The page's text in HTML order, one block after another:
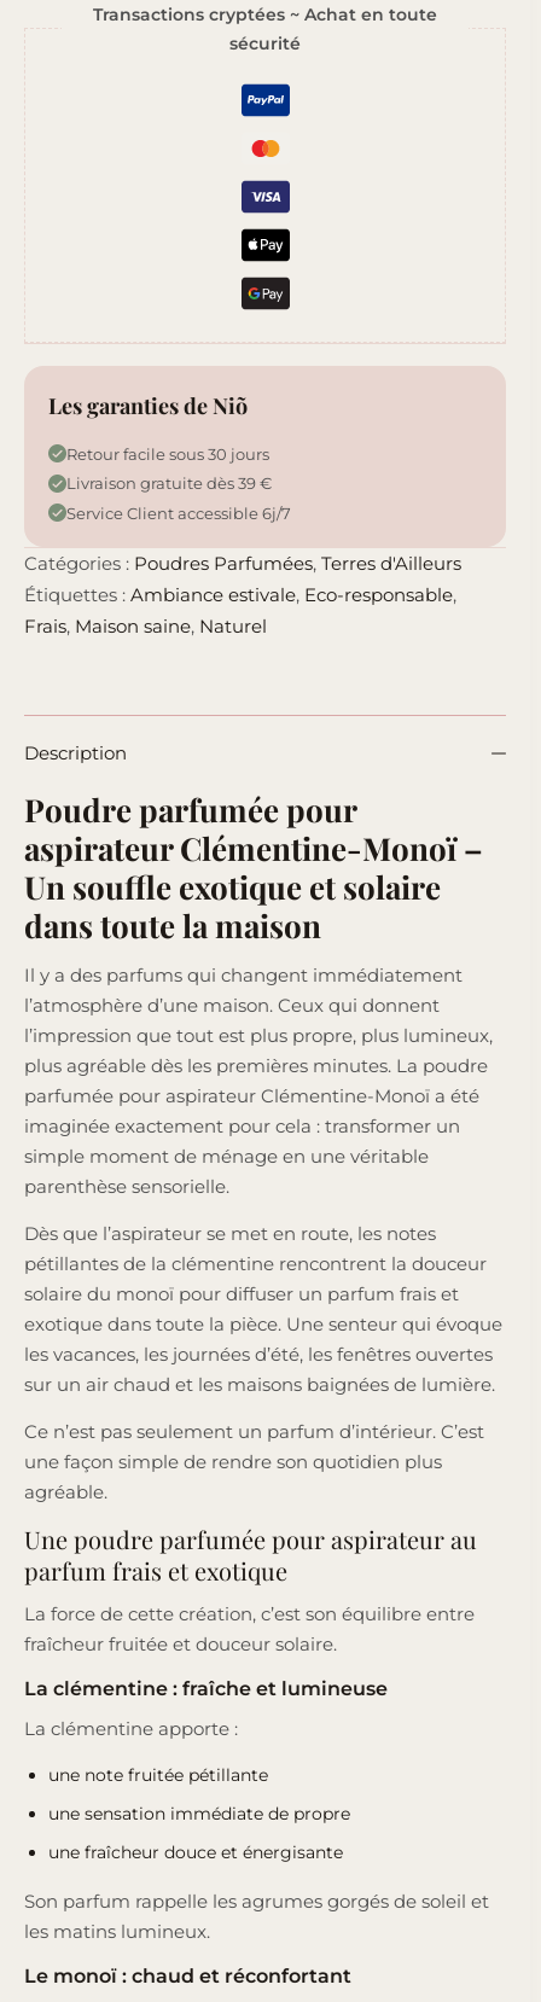
Clémentine-
Monoï
Transactions cryptées ~ Achat en toute
sécurité
Les garanties de Niõ
Retour facile sous 30 jours
Livraison gratuite dès 39 €
Service Client accessible 6j/7
Catégories : Poudres Parfumées, Terres d'Ailleurs
Étiquettes : Ambiance estivale, Eco-responsable,
Frais, Maison saine, Naturel
Description
Poudre parfumée pour
aspirateur Clémentine-Monoï –
Un souffle exotique et solaire
dans toute la maison
Il y a des parfums qui changent immédiatement
l’atmosphère d’une maison. Ceux qui donnent
l’impression que tout est plus propre, plus lumineux,
plus agréable dès les premières minutes. La poudre
parfumée pour aspirateur Clémentine-Monoï a été
imaginée exactement pour cela : transformer un
simple moment de ménage en une véritable
parenthèse sensorielle.
Dès que l’aspirateur se met en route, les notes
pétillantes de la clémentine rencontrent la douceur
solaire du monoï pour diffuser un parfum frais et
exotique dans toute la pièce. Une senteur qui évoque
les vacances, les journées d’été, les fenêtres ouvertes
sur un air chaud et les maisons baignées de lumière.
Ce n’est pas seulement un parfum d’intérieur. C’est
une façon simple de rendre son quotidien plus
agréable.
Une poudre parfumée pour aspirateur au
parfum frais et exotique
La force de cette création, c’est son équilibre entre
fraîcheur fruitée et douceur solaire.
La clémentine : fraîche et lumineuse
La clémentine apporte :
une note fruitée pétillante
une sensation immédiate de propre
une fraîcheur douce et énergisante
Son parfum rappelle les agrumes gorgés de soleil et
les matins lumineux.
Le monoï : chaud et réconfortant